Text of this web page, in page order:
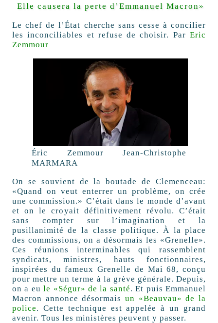
Elle causera la perte d’Emmanuel Macron»
Le chef de l’État cherche sans cesse à concilier
les inconciliables et refuse de choisir. ParEric
Zemmour
Éric Zemmour Jean-Christophe
MARMARA
On se souvient de la boutade de Clemenceau:
«Quand on veut enterrer un problème, on crée
une commission.» C’était dans le monde d’avant
et on le croyait définitivement révolu. C’était
sans compter sur l’imagination et la
pusillanimité de la classe politique. À la place
des commissions, on a désormais les «Grenelle».
Ces réunions interminables qui rassemblent
syndicats, ministres, hauts fonctionnaires,
inspirées du fameux Grenelle de Mai 68, conçu
pour mettre un terme à la grève générale. Depuis,
on a eule «Ségur» de la santé. Et puis Emmanuel
Macron annonce désormais un «Beauvau» de la
police. Cette technique est appelée à un grand
avenir. Tous les ministères peuvent y passer.